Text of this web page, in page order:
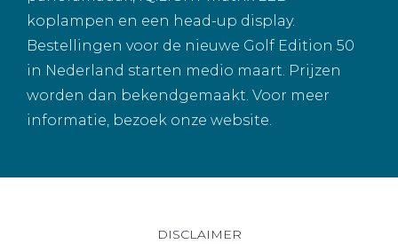
koplampen en een head-up display.
Bestellingen voor de nieuwe Golf Edition 50
in Nederland starten medio maart. Prijzen
worden dan bekendgemaakt. Voor meer
informatie, bezoek onze website.
DISCLAIMER